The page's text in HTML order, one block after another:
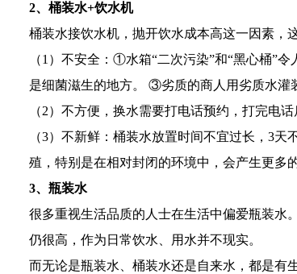
2、桶装水+饮水机
桶装水接饮水机，抛开饮水成本高这一因素，
（1）不安全：①水箱“二次污染”和“黑心桶”
是细菌滋生的地方。 ③劣质的商人用劣质水灌
（2）不方便，换水需要打电话预约，打完电
（3）不新鲜：桶装水放置时间不宜过长，3
殖，特别是在相对封闭的环境中，会产生更多
3、瓶装水
很多重视生活品质的人士在生活中偏爱瓶装水
仍很高，作为日常饮水、用水并不现实。
而无论是瓶装水、桶装水还是自来水，都是有